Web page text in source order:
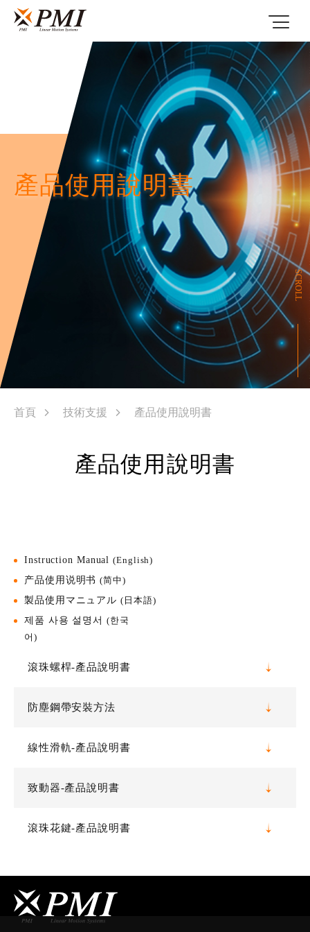
產品使用說明書
SCROLL
首頁 技術支援 產品使用說明書
產品使用說明書
Instruction Manual(English)
产品使用说明书(简中)
製品使用マニュアル (日本語)
제품 사용 설명서(한국
어)
滾珠螺桿-產品說明書
防塵鋼帶安裝方法
線性滑軌-產品說明書
致動器-產品說明書
滾珠花鍵-產品說明書